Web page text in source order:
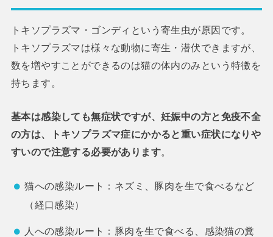
トキソプラズマ・ゴンディという寄生虫が原因です。
トキソプラズマは様々な動物に寄生・潜伏できますが、
数を増やすことができるのは猫の体内のみという特徴を
持ちます。
基本は感染しても無症状ですが、妊娠中の方と免疫不全
の方は、トキソプラズマ症にかかると重い症状になりや
すいので注意する必要があります。
猫への感染ルート：ネズミ、豚肉を生で食べるなど
（経口感染）
人への感染ルート：豚肉を生で食べる、感染猫の糞